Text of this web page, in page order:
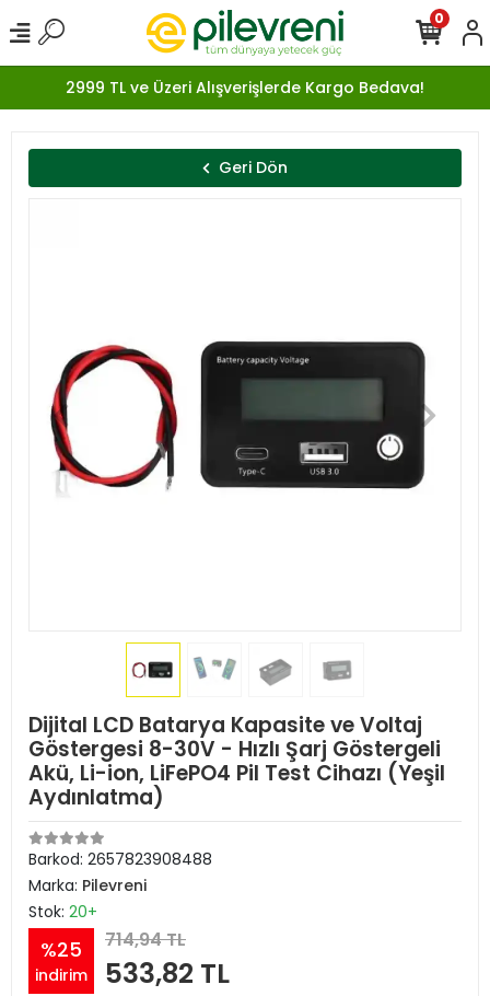
2999 TL ve Üzeri Alışverişlerde Kargo Bedava!
0
Geri Dön
Dijital LCD Batarya Kapasite ve Voltaj
Göstergesi 8-30V - Hızlı Şarj Göstergeli
Akü, Li-ion, LiFePO4 Pil Test Cihazı (Yeşil
Aydınlatma)
Barkod: 2657823908488
Marka: Pilevreni
Stok: 20+
%25
indirim
714,94 TL
533,82 TL